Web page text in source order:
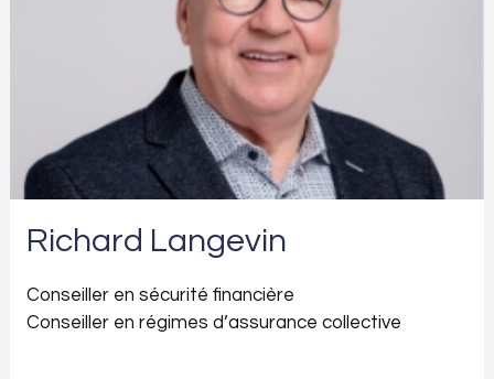
Richard Langevin
Conseiller en sécurité financière
Conseiller en régimes d’assurance collective